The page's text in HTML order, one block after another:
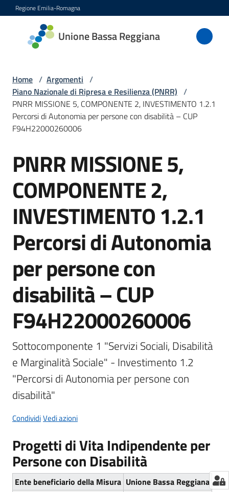
Vai al contenuto
Vai alla navigazione
Vai al footer
Regione Emilia-Romagna
Unione Bassa Reggiana
Unione
Bassa
Amministrazione
Servizi
Vivere
l'Unione
Tutti
gli
argomenti...
Menu selezionato
Seguici
su
Home / Argomenti /
Piano Nazionale di Ripresa e Resilienza (PNRR) /
PNRR MISSIONE 5, COMPONENTE 2, INVESTIMENTO 1.2.1
Percorsi di Autonomia per persone con disabilità – CUP
F94H22000260006
PNRR MISSIONE 5,
COMPONENTE 2,
INVESTIMENTO 1.2.1
Percorsi di Autonomia
per persone con
disabilità – CUP
F94H22000260006
Sottocomponente 1 "Servizi Sociali, Disabilità
e Marginalità Sociale" - Investimento 1.2
"Percorsi di Autonomia per persone con
disabilità"
CondividiVedi azioni
Progetti di Vita Indipendente per
Persone con Disabilità
Ente beneficiario della Misura Unione Bassa Reggiana